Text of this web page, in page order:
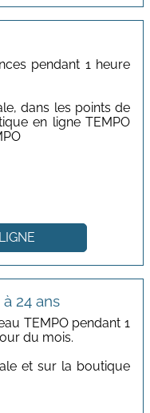
pendant 1 heure
dans les points de
en ligne TEMPO
24 ans
TEMPO pendant 1
du mois.
et sur la boutique